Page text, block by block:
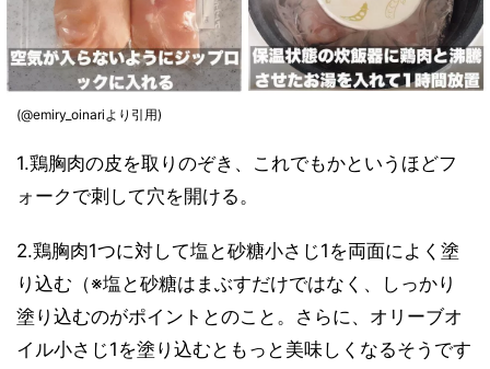
(@emiry_oinariより引用)
1.鶏胸肉の皮を取りのぞき、これでもかというほどフ
ォークで刺して穴を開ける。
2.鶏胸肉1つに対して塩と砂糖小さじ1を両面によく塗
り込む（※塩と砂糖はまぶすだけではなく、しっかり
塗り込むのがポイントとのこと。さらに、オリーブオ
イル小さじ1を塗り込むともっと美味しくなるそうです